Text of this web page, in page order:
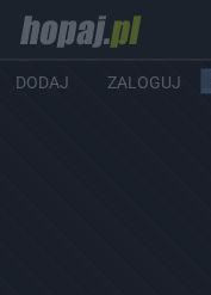
DODAJ ZALOGUJ